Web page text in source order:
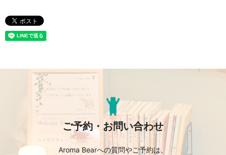
ご予約・お問い合わせ
Aroma Bearへの質問やご予約は、